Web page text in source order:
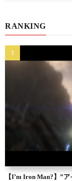
RANKING
【I’m Iron Man?】”